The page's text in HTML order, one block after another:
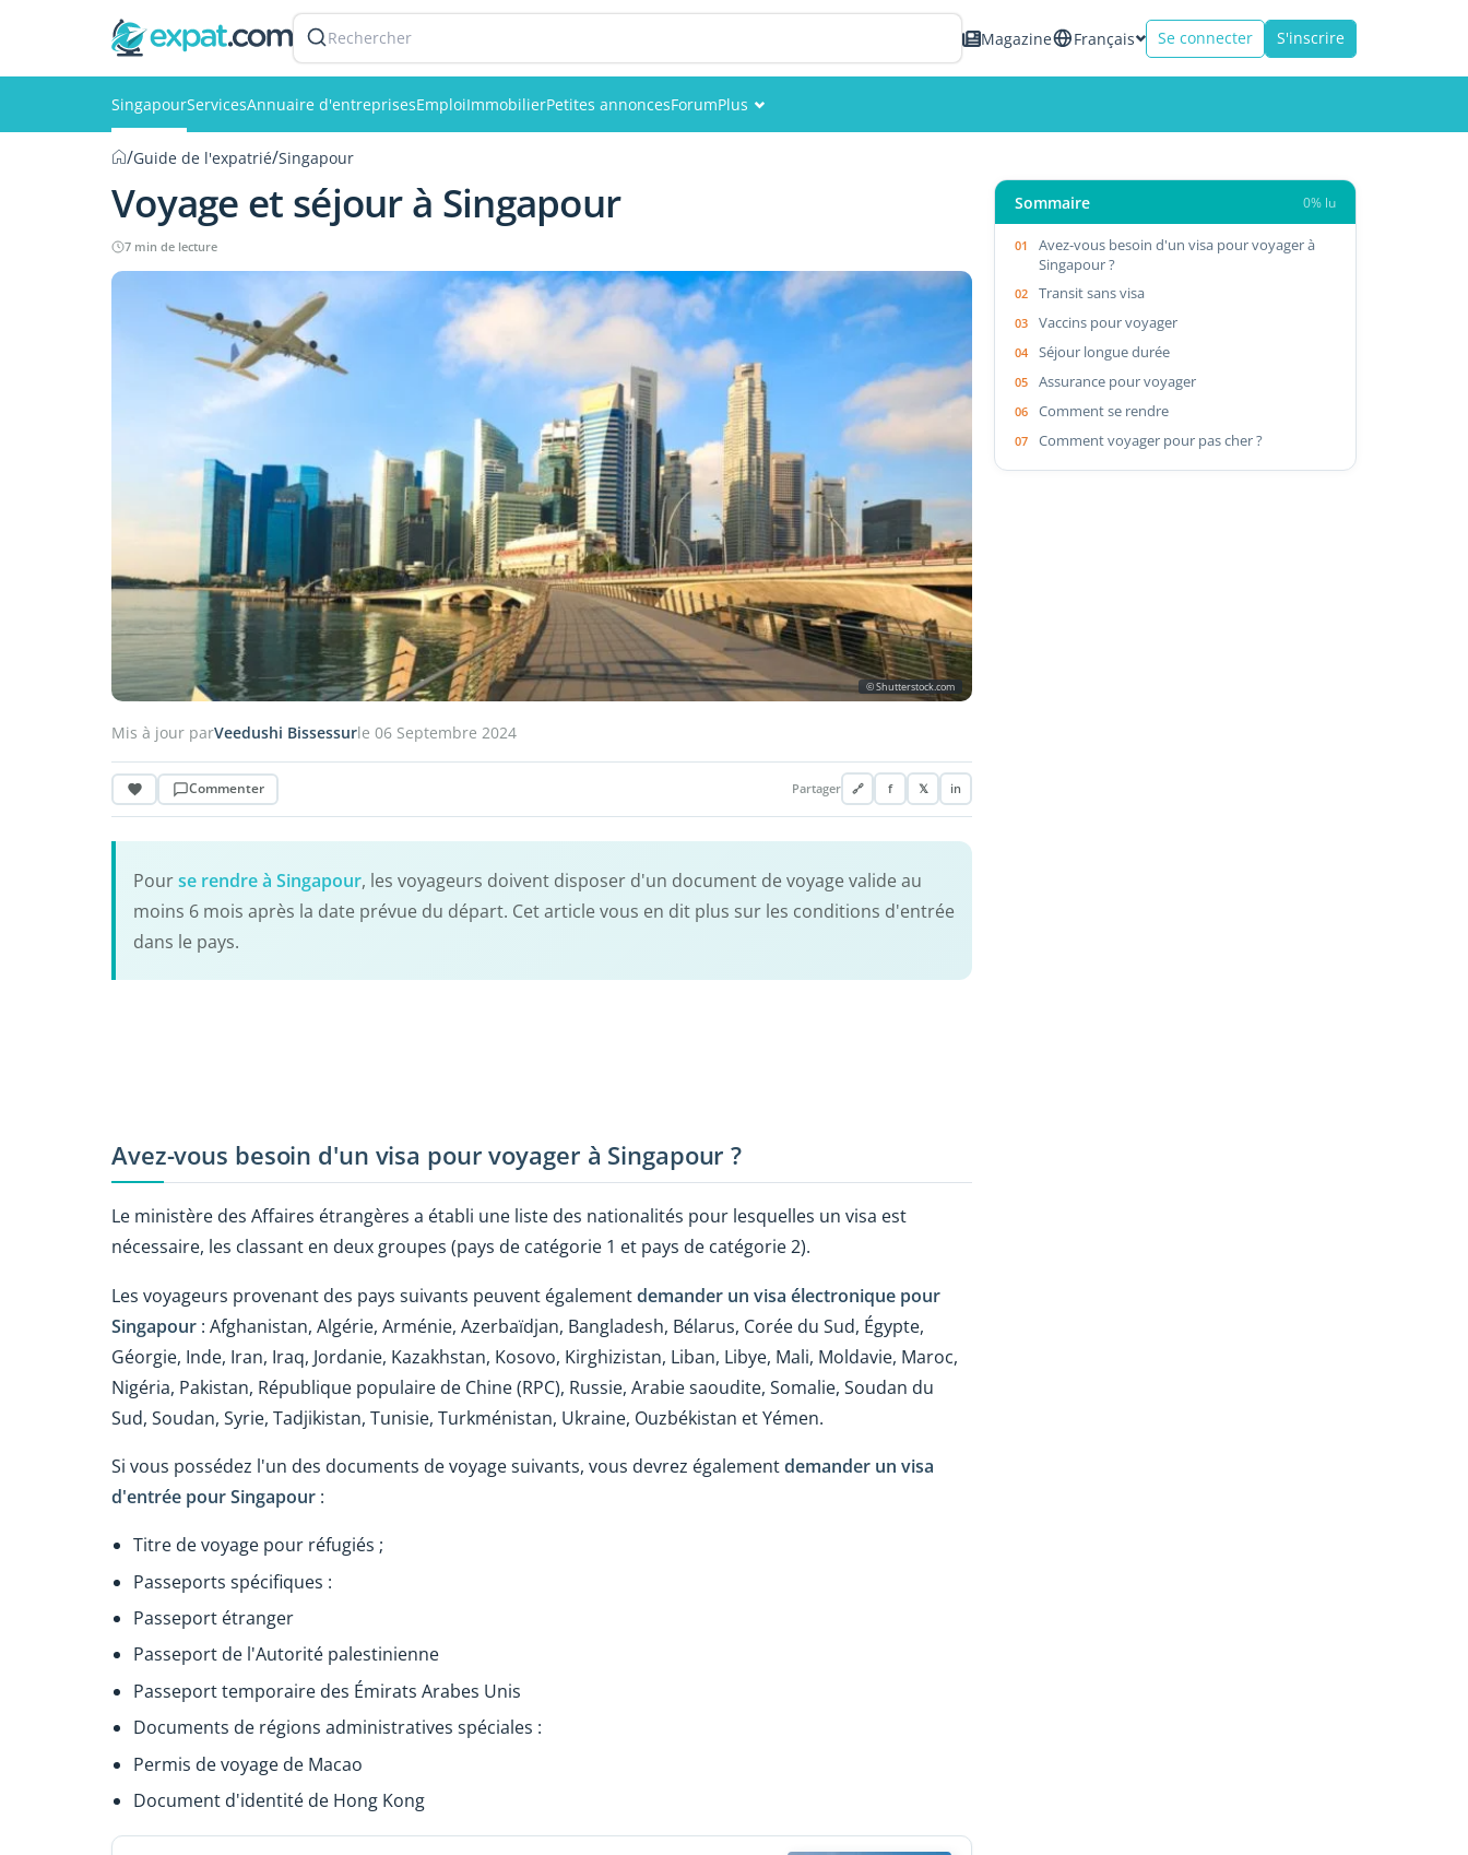
Rechercher Magazine Français Se connecter S'inscrire
SingapourServicesAnnuaire d'entreprisesEmploiImmobilierPetites annoncesForumPlus
/Guide de l'expatrié/Singapour
Voyage et séjour à Singapour
7 min de lecture
© Shutterstock.com
Mis à jour parVeedushi Bissessurle 06 Septembre 2024
Commenter Partager 🔗 f 𝕏 in
Pourse rendre à Singapour, les voyageurs doivent disposer d'un document de voyage valide au
moins 6 mois après la date prévue du départ. Cet article vous en dit plus sur les conditions d'entrée
dans le pays.
Avez-vous besoin d'un visa pour voyager à Singapour ?
Le ministère des Affaires étrangères a établi une liste des nationalités pour lesquelles un visa est
nécessaire, les classant en deux groupes (pays de catégorie 1 et pays de catégorie 2).
Les voyageurs provenant des pays suivants peuvent égalementdemander un visa électronique pour
Singapour : Afghanistan, Algérie, Arménie, Azerbaïdjan, Bangladesh, Bélarus, Corée du Sud, Égypte,
Géorgie, Inde, Iran, Iraq, Jordanie, Kazakhstan, Kosovo, Kirghizistan, Liban, Libye, Mali, Moldavie, Maroc,
Nigéria, Pakistan, République populaire de Chine (RPC), Russie, Arabie saoudite, Somalie, Soudan du
Sud, Soudan, Syrie, Tadjikistan, Tunisie, Turkménistan, Ukraine, Ouzbékistan et Yémen.
Si vous possédez l'un des documents de voyage suivants, vous devrez égalementdemander un visa
d'entrée pour Singapour :
Titre de voyage pour réfugiés ;
Passeports spécifiques :
Passeport étranger
Passeport de l'Autorité palestinienne
Passeport temporaire des Émirats Arabes Unis
Documents de régions administratives spéciales :
Permis de voyage de Macao
Document d'identité de Hong Kong
Sommaire 0% lu
Avez-vous besoin d'un visa pour voyager à
Singapour ?
Transit sans visa
Vaccins pour voyager
Séjour longue durée
Assurance pour voyager
Comment se rendre
Comment voyager pour pas cher ?